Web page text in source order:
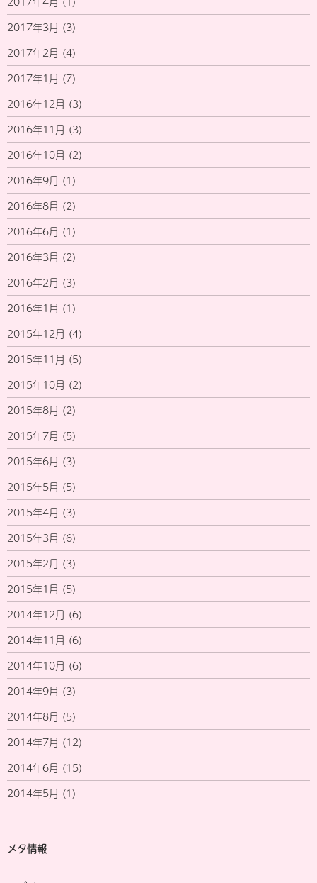
2017年3月 (3)
2017年2月 (4)
2017年1月 (7)
2016年12月 (3)
2016年11月 (3)
2016年10月 (2)
2016年9月 (1)
2016年8月 (2)
2016年6月 (1)
2016年3月 (2)
2016年2月 (3)
2016年1月 (1)
2015年12月 (4)
2015年11月 (5)
2015年10月 (2)
2015年8月 (2)
2015年7月 (5)
2015年6月 (3)
2015年5月 (5)
2015年4月 (3)
2015年3月 (6)
2015年2月 (3)
2015年1月 (5)
2014年12月 (6)
2014年11月 (6)
2014年10月 (6)
2014年9月 (3)
2014年8月 (5)
2014年7月 (12)
2014年6月 (15)
2014年5月 (1)
メタ情報